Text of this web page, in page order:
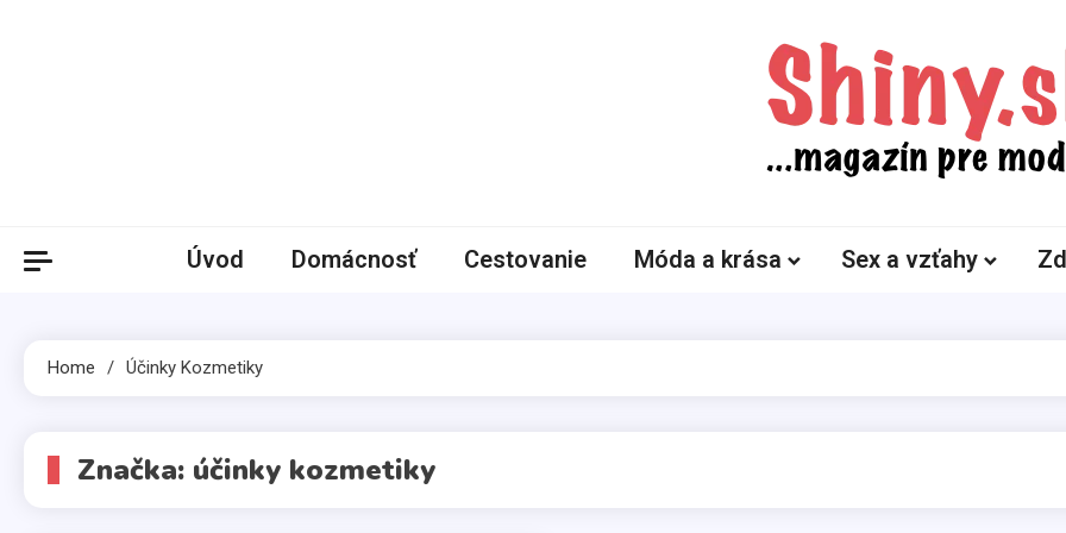
Úvod Domácnosť Cestovanie Móda a krása Sex a vzťahy
Home Účinky Kozmetiky
Značka: účinky kozmetiky